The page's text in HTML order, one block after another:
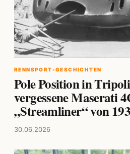
RENNSPORT-GESCHICHTEN
Pole Position in
vergessene Maserati
„Streamliner“ von
30.06.2026